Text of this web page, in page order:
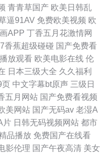
青青草国产 欧美日韩乱
逼91AV 免费欧美视频 欧
APP 丁香五月花激情网
香蕉超级碰碰 国产免费看
放观看 欧美电影在线 伦
日本三级大全 久久福利
页 中文字幕bt原声 三级日
五月网站 国产免费看视频
美网站 国产无码av 老湿A
片 日韩无码视频网站 都市
品播放 免费国产在线看
影伦理 国产午夜高清 美女